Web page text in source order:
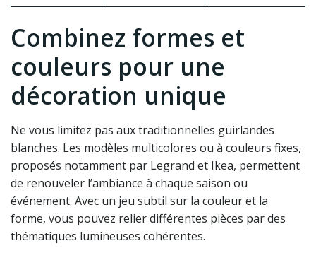
Combinez formes et
couleurs pour une
décoration unique
Ne vous limitez pas aux traditionnelles guirlandes
blanches. Les modèles multicolores ou à couleurs fixes,
proposés notamment par Legrand et Ikea, permettent
de renouveler l’ambiance à chaque saison ou
événement. Avec un jeu subtil sur la couleur et la
forme, vous pouvez relier différentes pièces par des
thématiques lumineuses cohérentes.